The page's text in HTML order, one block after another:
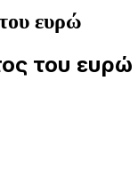
ευρώ
του